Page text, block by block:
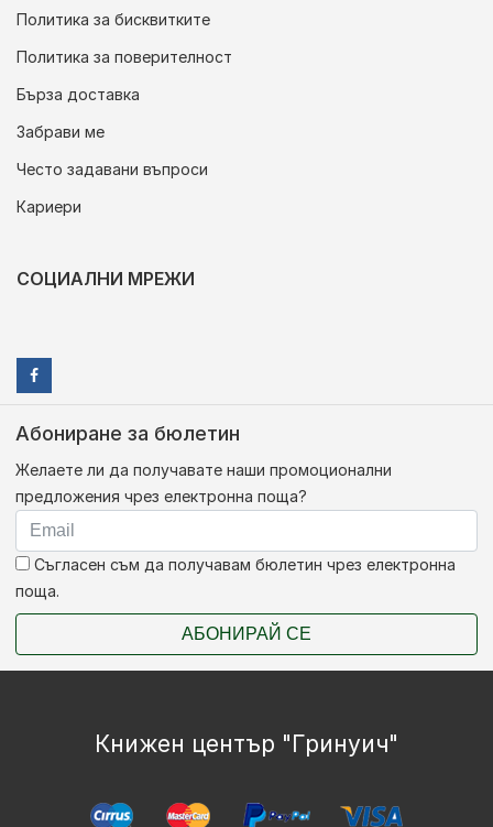
Политика за бисквитките
Политика за поверителност
Бърза доставка
Забрави ме
Често задавани въпроси
Кариери
СОЦИАЛНИ МРЕЖИ
Абониране за бюлетин
Желаете ли да получавате наши промоционални
предложения чрез електронна поща?
Съгласен съм да получавам бюлетин чрез електронна
поща.
АБОНИРАЙ СЕ
Книжен център "Гринуич"